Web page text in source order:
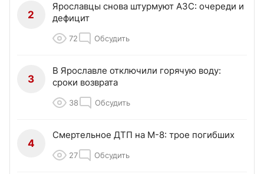
2
Ярославцы снова штурмуют АЗС: очереди и
дефицит
72 Обсудить
3
В Ярославле отключили горячую воду:
сроки возврата
38 Обсудить
4
Смертельное ДТП на М-8: трое погибших
27 Обсудить